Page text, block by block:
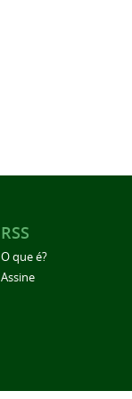
RSS
O que é?
Assine